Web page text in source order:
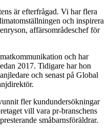
är efterfrågad. Vi har flera
och inspirera
affärsområdeschef för
och har
2017. Tidigare har hon
och senast på Global
fler kundundersökningar
vill vara pr-branschens
småbarnsföräldrar.